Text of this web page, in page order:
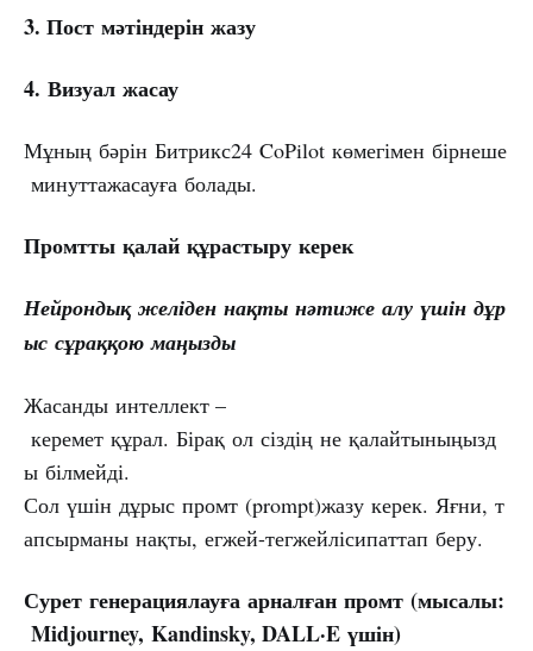
3. Пост мәтіндерін жазу
4. Визуал жасау
Мұның бәрін Битрикс24 CoPilot көмегімен бірнеше
минуттажасауға болады.
Промтты қалай құрастыру керек
Нейрондық желіден нақты нәтиже алу үшін дұр
ыс сұраққою маңызды
Жасанды интеллект –
керемет құрал. Бірақ ол сіздің не қалайтыныңызд
ы білмейді.
Сол үшін дұрыс промт (prompt)жазу керек. Яғни, т
апсырманы нақты, егжей-тегжейлісипаттап беру.
Сурет генерациялауға арналған промт (мысалы:
Midjourney, Kandinsky, DALL·E үшін)